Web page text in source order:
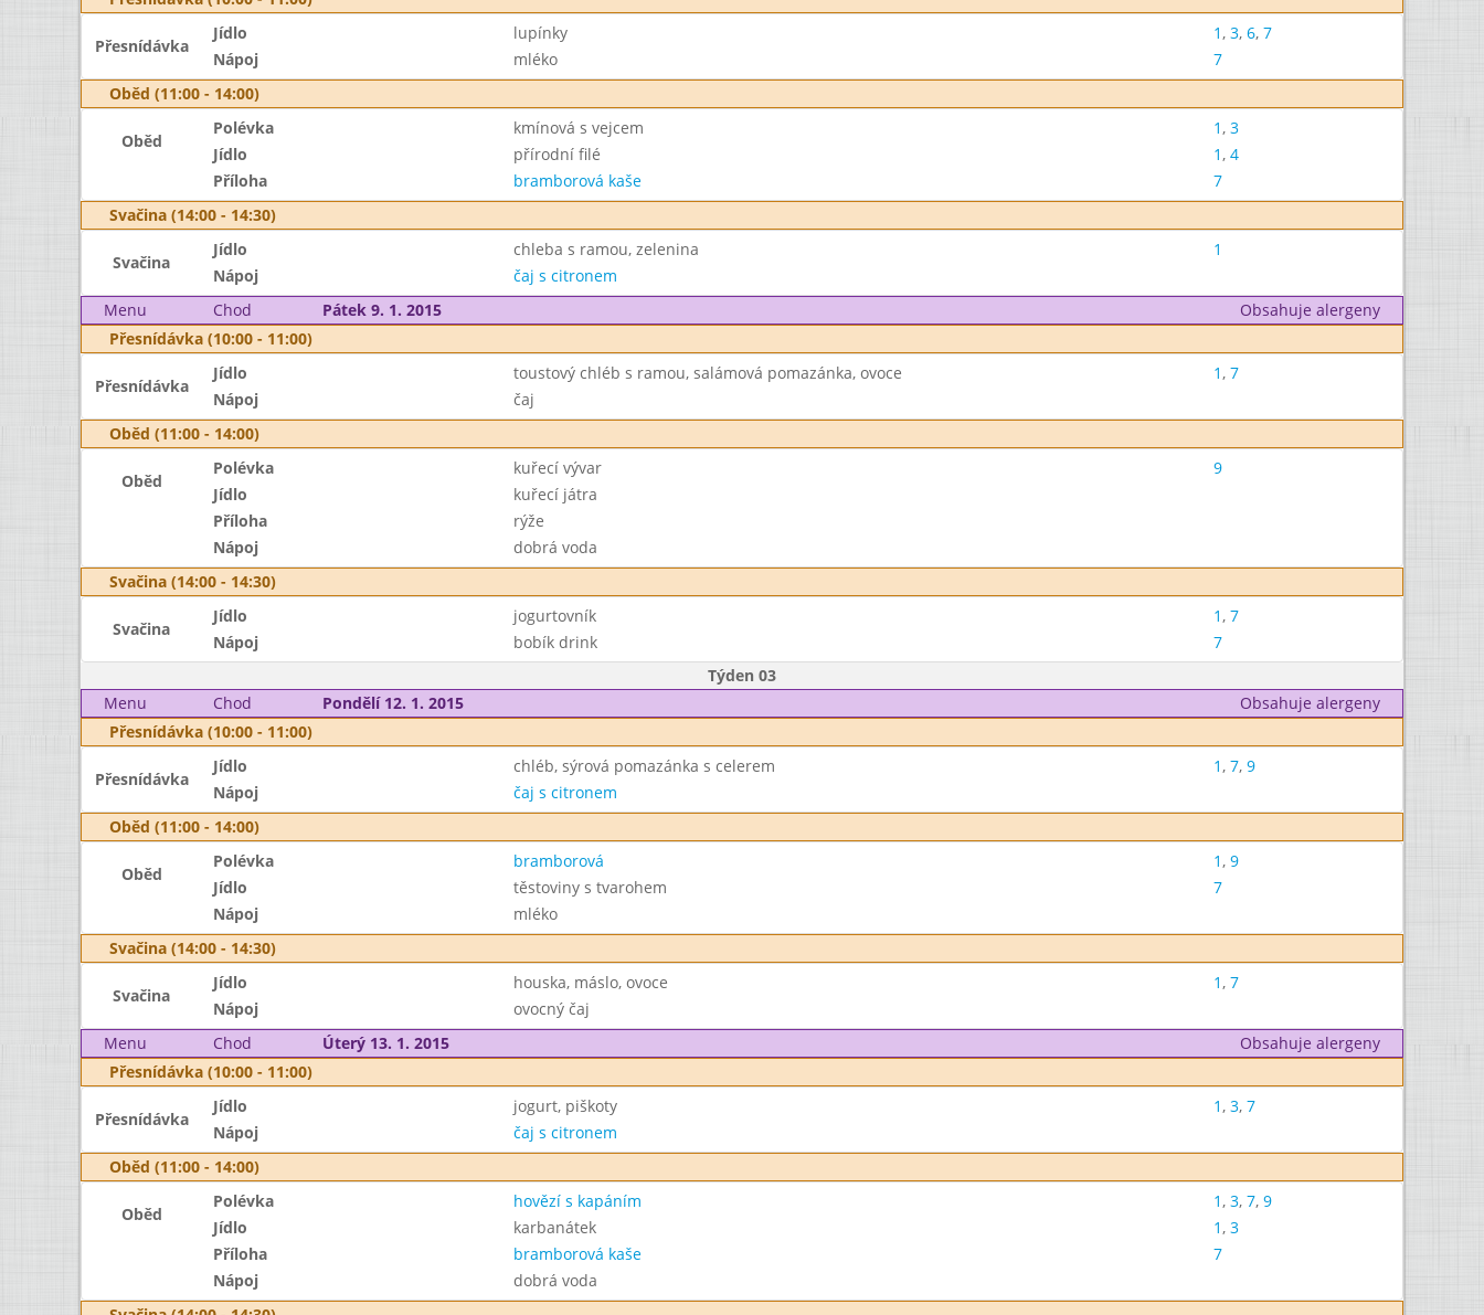
Přesnídávka
Jídlo lupínky 1, 3, 6, 7
Nápoj
mléko
7
Oběd (11:00 - 14:00)
Oběd
Polévka kmínová s vejcem 1, 3
Jídlo
přírodní filé 1, 4
Příloha
bramborová kaše
7
Svačina (14:00 - 14:30)
Svačina
Jídlo chleba s ramou, zelenina
1
Nápoj
čaj s citronem
Menu
Chod Pátek 9. 1. 2015
Obsahuje alergeny
Přesnídávka (10:00 - 11:00)
Přesnídávka
Jídlo toustový chléb s ramou, salámová pomazánka, ovoce 1, 7
Nápoj
čaj
Oběd (11:00 - 14:00)
Oběd
Polévka kuřecí vývar
9
Jídlo
kuřecí játra
Příloha
rýže
Nápoj
dobrá voda
Svačina (14:00 - 14:30)
Svačina
Jídlo jogurtovník 1, 7
Nápoj
bobík drink
7
Týden 03
Menu
Chod Pondělí 12. 1. 2015
Obsahuje alergeny
Přesnídávka (10:00 - 11:00)
Přesnídávka
Jídlo chléb, sýrová pomazánka s celerem 1, 7, 9
Nápoj
čaj s citronem
Oběd (11:00 - 14:00)
Oběd
Polévka bramborová 1, 9
Jídlo
těstoviny s tvarohem
7
Nápoj
mléko
Svačina (14:00 - 14:30)
Svačina
Jídlo houska, máslo, ovoce 1, 7
Nápoj
ovocný čaj
Menu
Chod Úterý 13. 1. 2015
Obsahuje alergeny
Přesnídávka (10:00 - 11:00)
Přesnídávka
Jídlo jogurt, piškoty 1, 3, 7
Nápoj
čaj s citronem
Oběd (11:00 - 14:00)
Oběd
Polévka hovězí s kapáním 1, 3, 7, 9
Jídlo
karbanátek 1, 3
Příloha
bramborová kaše
7
Nápoj
dobrá voda